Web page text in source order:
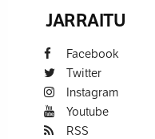
JARRAITU
Facebook
Twitter
Instagram
Youtube
RSS